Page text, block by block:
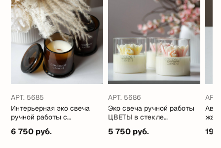
АРТ. 5685
Интерьерная эко свеча
ручной работы с
кокосовым маслом
6 750 руб.
АРТ. 5686
Эко свеча ручной работы
ЦВЕТЫ в стекле
(стильные ароматы)
5 750 руб. 19